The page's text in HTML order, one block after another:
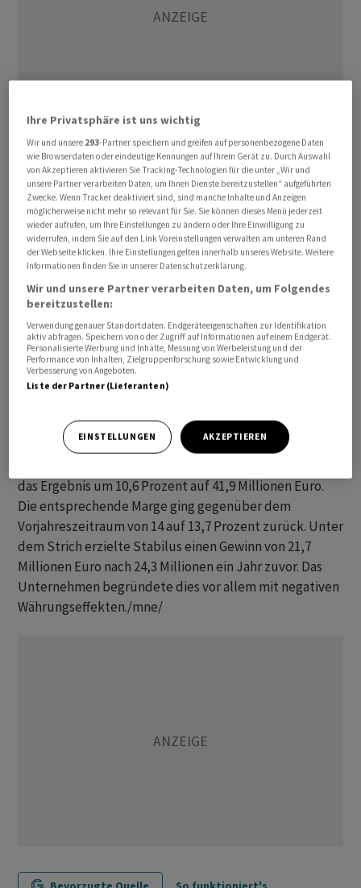
Für das laufende Geschäftsjahr peilt Stabilus nun einen
Umsatz von 1,2 Milliarden Euro an und damit das obere
Ende der bisherigen Bandbreite. Die bereinigte
operative Marge (Ebit-Marge) soll mit 13 Prozent das
untere Ende der zuvor anvisierten Spanne erreichen. Im
Gegensatz zum Vorjahr sei das laufende Geschäftsjahr
negativ beeinflusst durch Währungseffekte im
operativen Ergebnis, vor allem zwischen dem
mexikanischen Peso und US-Dollar. Diese Effekte
verringerten die bereinigte Ebit-Marge.
Im dritten Quartal stieg der Umsatz um gut 13 Prozent
Unternehmen am Montag in Koblenz mitteilte.
Analysten hatten im Schnitt mit etwas weniger
das Ergebnis um 10,6 Prozent auf 41,9 Millionen Euro.
Die entsprechende Marge ging gegenüber dem
Vorjahreszeitraum von 14 auf 13,7 Prozent zurück. Unter
dem Strich erzielte Stabilus einen Gewinn von 21,7
Millionen Euro nach 24,3 Millionen ein Jahr zuvor. Das
Unternehmen begründete dies vor allem mit negativen
Währungseffekten./mne/
Ihre Privatsphäre ist uns wichtig
Wir und unsere 293-Partner speichern und greifen auf personenbezogene Daten
wie Browserdaten oder eindeutige Kennungen auf Ihrem Gerät zu. Durch Auswahl
von Akzeptieren aktivieren Sie Tracking-Technologien für die unter „Wir und
unsere Partner verarbeiten Daten, um Ihnen Dienste bereitzustellen“ aufgeführten
Zwecke. Wenn Tracker deaktiviert sind, sind manche Inhalte und Anzeigen
möglicherweise nicht mehr so relevant für Sie. Sie können dieses Menü jederzeit
wieder aufrufen, um Ihre Einstellungen zu ändern oder Ihre Einwilligung zu
widerrufen, indem Sie auf den Link Voreinstellungen verwalten am unteren Rand
der Webseite klicken. Ihre Einstellungen gelten innerhalb unseres Website. Weitere
Informationen finden Sie in unserer Datenschutzerklärung.
Wir und unsere Partner verarbeiten Daten, um Folgendes
bereitzustellen:
Verwendung genauer Standortdaten. Endgeräteeigenschaften zur Identifikation
aktiv abfragen. Speichern von oder Zugriff auf Informationen auf einem Endgerät.
Personalisierte Werbung und Inhalte, Messung von Werbeleistung und der
Performance von Inhalten, Zielgruppenforschung sowie Entwicklung und
Verbesserung von Angeboten.
Liste der Partner (Lieferanten)
EINSTELLUNGEN AKZEPTIEREN